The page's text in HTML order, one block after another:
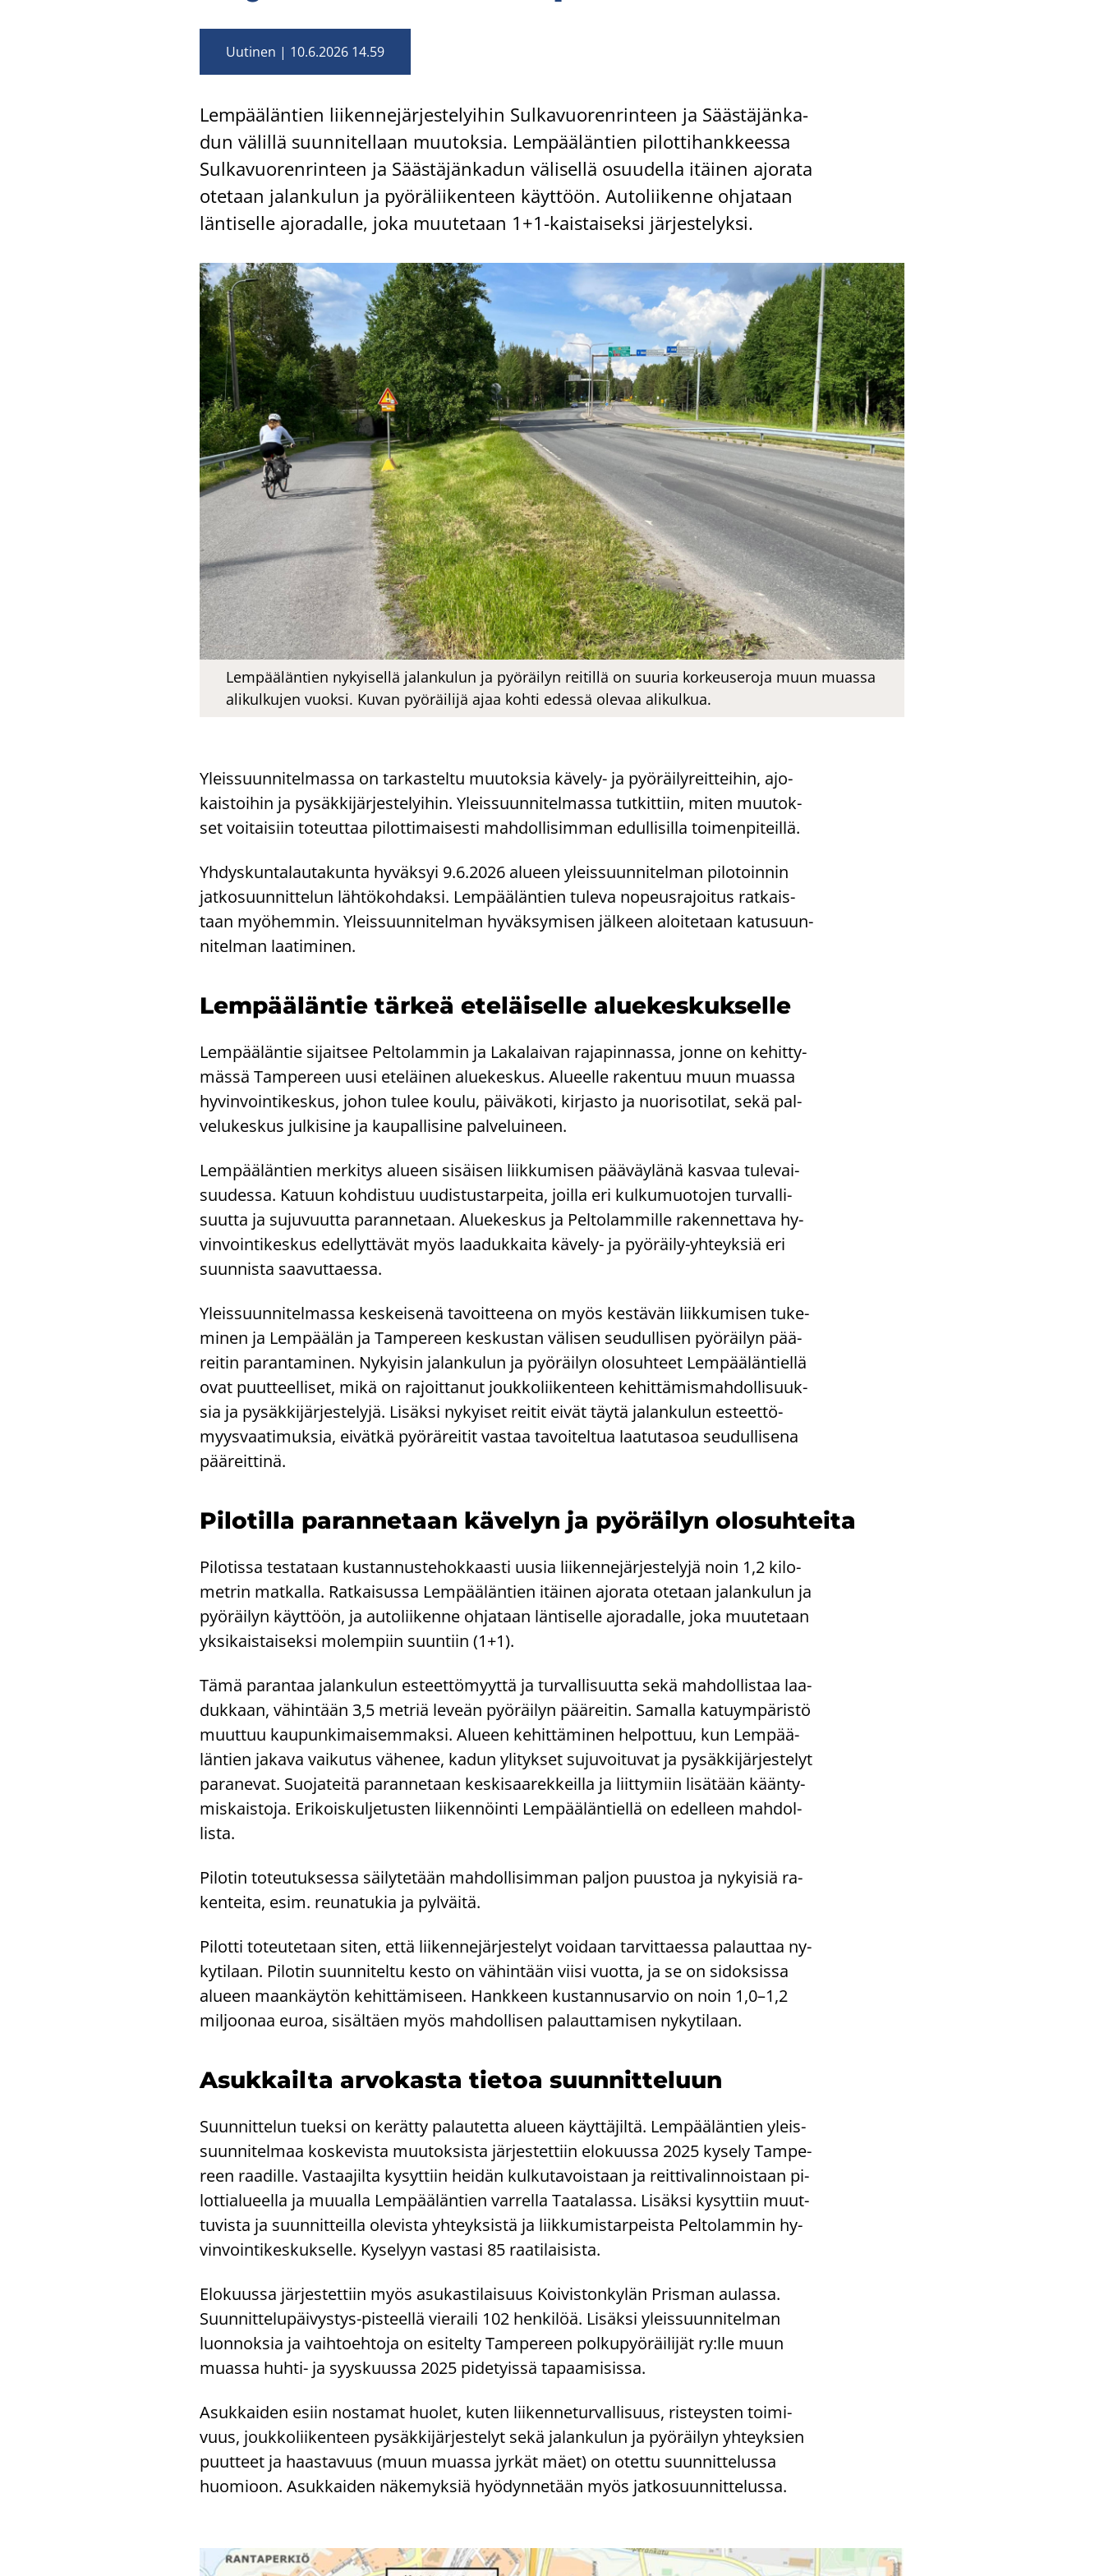
Uutinen 10.6.2026 14.59
Lem­pää­län­tien lii­ken­ne­jär­jes­te­lyi­hin Sul­ka­vuo­ren­rin­teen ja Sääs­tä­jän­ka­
dun vä­lil­lä suun­ni­tel­laan muu­tok­sia. Lem­pää­län­tien pi­lot­ti­hank­kees­sa
Sul­ka­vuo­ren­rin­teen ja Sääs­tä­jän­ka­dun vä­li­sel­lä osuu­del­la itäi­nen ajo­ra­ta
ote­taan ja­lan­ku­lun ja pyö­rä­lii­ken­teen käyt­töön. Au­to­lii­ken­ne oh­ja­taan
län­ti­sel­le ajo­ra­dal­le, joka muu­te­taan 1+1-​kaistaiseksi jär­jes­te­lyk­si.
Lempääläntien nykyisellä jalankulun ja pyöräilyn reitillä on suuria korkeuseroja muun muassa
alikulkujen vuoksi. Kuvan pyöräilijä ajaa kohti edessä olevaa alikulkua.
Yleis­suun­ni­tel­mas­sa on tar­kas­tel­tu muu­tok­sia kävely-​ ja pyö­räi­ly­reit­tei­hin, ajo­
kais­toi­hin ja py­säk­ki­jär­jes­te­lyi­hin. Yleis­suun­ni­tel­mas­sa tut­kit­tiin, miten muu­tok­
set voi­tai­siin to­teut­taa pi­lot­ti­mai­ses­ti mah­dol­li­sim­man edul­li­sil­la toi­men­pi­teil­lä.
Yh­dys­kun­ta­lau­ta­kun­ta hy­väk­syi 9.6.2026 alu­een yleis­suun­ni­tel­man pi­lo­toin­nin
jat­ko­suun­nit­te­lun läh­tö­koh­dak­si. Lem­pää­län­tien tu­le­va no­peus­ra­joi­tus rat­kais­
taan myö­hem­min. Yleis­suun­ni­tel­man hy­väk­sy­mi­sen jäl­keen aloi­te­taan ka­tusuun­
ni­tel­man laa­ti­mi­nen.
Lem­pää­län­tie tär­keä ete­läi­sel­le alue­kes­kuk­sel­le
Lem­pää­län­tie si­jait­see Pel­to­lam­min ja La­ka­lai­van ra­ja­pin­nas­sa, jonne on ke­hit­ty­
mäs­sä Tam­pe­reen uusi ete­läi­nen alue­kes­kus. Alu­eel­le ra­ken­tuu muun muas­sa
hy­vin­voin­ti­kes­kus, johon tulee koulu, päi­vä­ko­ti, kir­jas­to ja nuo­ri­so­ti­lat, sekä pal­
ve­lu­kes­kus jul­ki­si­ne ja kau­pal­li­si­ne pal­ve­lui­neen.
Lem­pää­län­tien mer­ki­tys alu­een si­säi­sen liik­ku­mi­sen pää­väy­lä­nä kas­vaa tu­le­vai­
suu­des­sa. Ka­tuun koh­dis­tuu uu­dis­tus­tar­pei­ta, joil­la eri kul­ku­muo­to­jen tur­val­li­
suut­ta ja su­ju­vuut­ta pa­ran­ne­taan. Alue­kes­kus ja Pel­to­lam­mil­le ra­ken­net­ta­va hy­
vin­voin­ti­kes­kus edel­lyt­tä­vät myös laa­duk­kai­ta kävely-​ ja pyöräily-​yhteyksiä eri
suun­nis­ta saa­vut­taes­sa.
Yleis­suun­ni­tel­mas­sa kes­kei­se­nä ta­voit­tee­na on myös kes­tä­vän liik­ku­mi­sen tu­ke­
mi­nen ja Lem­pää­län ja Tam­pe­reen kes­kus­tan vä­li­sen seu­dul­li­sen pyö­räi­lyn pää­
rei­tin pa­ran­ta­mi­nen. Ny­kyi­sin ja­lan­ku­lun ja pyö­räi­lyn olo­suh­teet Lem­pää­län­tiel­lä
ovat puut­teel­li­set, mikä on ra­joit­ta­nut jouk­ko­lii­ken­teen ke­hit­tä­mis­mah­dol­li­suuk­
sia ja py­säk­ki­jär­jes­te­ly­jä. Li­säk­si ny­kyi­set rei­tit eivät täytä ja­lan­ku­lun es­teet­tö­
myys­vaa­ti­muk­sia, ei­vät­kä pyö­rä­rei­tit vas­taa ta­voi­tel­tua laa­tu­ta­soa seu­dul­li­se­na
pää­reit­ti­nä.
Pi­lo­til­la pa­ran­ne­taan kä­ve­lyn ja pyö­räi­lyn olo­suh­tei­ta
Pi­lo­tis­sa tes­ta­taan kus­tan­nus­te­hok­kaas­ti uusia lii­ken­ne­jär­jes­te­ly­jä noin 1,2 ki­lo­
met­rin mat­kal­la. Rat­kai­sus­sa Lem­pää­län­tien itäi­nen ajo­ra­ta ote­taan ja­lan­ku­lun ja
pyö­räi­lyn käyt­töön, ja au­to­lii­ken­ne oh­ja­taan län­ti­sel­le ajo­ra­dal­le, joka muu­te­taan
yk­si­kais­tai­sek­si mo­lem­piin suun­tiin (1+1).
Tämä pa­ran­taa ja­lan­ku­lun es­teet­tö­myyt­tä ja tur­val­li­suut­ta sekä mah­dol­lis­taa laa­
duk­kaan, vä­hin­tään 3,5 met­riä le­veän pyö­räi­lyn pää­rei­tin. Sa­mal­la ka­tu­ym­pä­ris­tö
muut­tuu kau­pun­ki­mai­sem­mak­si. Alu­een ke­hit­tä­mi­nen hel­pot­tuu, kun Lem­pää­
län­tien ja­ka­va vai­ku­tus vä­he­nee, kadun yli­tyk­set su­ju­voi­tu­vat ja py­säk­ki­jär­jes­te­lyt
pa­ra­ne­vat. Suo­ja­tei­tä pa­ran­ne­taan kes­ki­saa­rek­keil­la ja liit­ty­miin li­sä­tään kään­ty­
mis­kais­to­ja. Eri­kois­kul­je­tus­ten lii­ken­nöin­ti Lem­pää­län­tiel­lä on edel­leen mah­dol­
lis­ta.
Pi­lo­tin to­teu­tuk­ses­sa säi­ly­te­tään mah­dol­li­sim­man pal­jon puus­toa ja ny­kyi­siä ra­
ken­tei­ta, esim. reu­na­tu­kia ja pyl­väi­tä.
Pi­lot­ti to­teu­te­taan siten, että lii­ken­ne­jär­jes­te­lyt voi­daan tar­vit­taes­sa pa­laut­taa ny­
ky­ti­laan. Pi­lo­tin suun­ni­tel­tu kesto on vä­hin­tään viisi vuot­ta, ja se on si­dok­sis­sa
alu­een maan­käy­tön ke­hit­tä­mi­seen. Hank­keen kus­tan­nusar­vio on noin 1,0–1,2
mil­joo­naa euroa, si­säl­täen myös mah­dol­li­sen pa­laut­ta­mi­sen ny­ky­ti­laan.
Asuk­kail­ta ar­vo­kas­ta tie­toa suun­nit­te­luun
Suun­nit­te­lun tuek­si on ke­rät­ty pa­lau­tet­ta alu­een käyt­tä­jil­tä. Lem­pää­län­tien yleis­
suun­ni­tel­maa kos­ke­vis­ta muu­tok­sis­ta jär­jes­tet­tiin elo­kuus­sa 2025 ky­se­ly Tam­pe­
reen raa­dil­le. Vas­taa­jil­ta ky­syt­tiin hei­dän kul­ku­ta­vois­taan ja reit­ti­va­lin­nois­taan pi­
lot­tia­lu­eel­la ja muu­al­la Lem­pää­län­tien var­rel­la Taa­ta­las­sa. Li­säk­si ky­syt­tiin muut­
tu­vis­ta ja suun­nit­teil­la ole­vis­ta yh­teyk­sis­tä ja liik­ku­mis­tar­peis­ta Pel­to­lam­min hy­
vin­voin­ti­kes­kuk­sel­le. Ky­se­lyyn vas­ta­si 85 raa­ti­lai­sis­ta.
Elo­kuus­sa jär­jes­tet­tiin myös asu­kas­ti­lai­suus Koi­vis­ton­ky­län Pris­man au­las­sa.
Suunnittelupäivystys-​pisteellä vie­rai­li 102 hen­ki­löä. Li­säk­si yleis­suun­ni­tel­man
luon­nok­sia ja vaih­toeh­to­ja on esi­tel­ty Tam­pe­reen pol­ku­pyö­räi­li­jät ry:lle muun
muas­sa huhti-​ ja syys­kuus­sa 2025 pi­de­tyis­sä ta­paa­mi­sis­sa.
Asuk­kai­den esiin nos­ta­mat huo­let, kuten lii­ken­ne­tur­val­li­suus, ris­teys­ten toi­mi­
vuus, jouk­ko­lii­ken­teen py­säk­ki­jär­jes­te­lyt sekä ja­lan­ku­lun ja pyö­räi­lyn yh­teyk­sien
puut­teet ja haas­ta­vuus (muun muas­sa jyr­kät mäet) on otet­tu suun­nit­te­lus­sa
huo­mioon. Asuk­kai­den nä­ke­myk­siä hyö­dyn­ne­tään myös jat­ko­suun­nit­te­lus­sa.